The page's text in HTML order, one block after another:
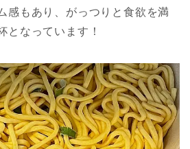
感もあり、がっつりと食欲を満
となっています！